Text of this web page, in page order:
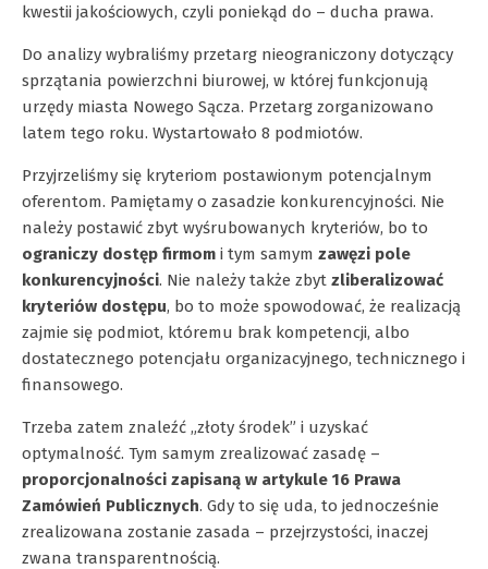
kwestii jakościowych, czyli poniekąd do – ducha prawa.
Do analizy wybraliśmy przetarg nieograniczony dotyczący
sprzątania powierzchni biurowej, w której funkcjonują
urzędy miasta Nowego Sącza. Przetarg zorganizowano
latem tego roku. Wystartowało 8 podmiotów.
Przyjrzeliśmy się kryteriom postawionym potencjalnym
oferentom. Pamiętamy o zasadzie konkurencyjności. Nie
należy postawić zbyt wyśrubowanych kryteriów, bo to
ograniczy dostęp firmom i tym samym zawęzi pole
konkurencyjności. Nie należy także zbyt zliberalizować
kryteriów dostępu, bo to może spowodować, że realizacją
zajmie się podmiot, któremu brak kompetencji, albo
dostatecznego potencjału organizacyjnego, technicznego i
finansowego.
Trzeba zatem znaleźć „złoty środek” i uzyskać
optymalność. Tym samym zrealizować zasadę –
proporcjonalności zapisaną w artykule 16 Prawa
Zamówień Publicznych. Gdy to się uda, to jednocześnie
zrealizowana zostanie zasada – przejrzystości, inaczej
zwana transparentnością.